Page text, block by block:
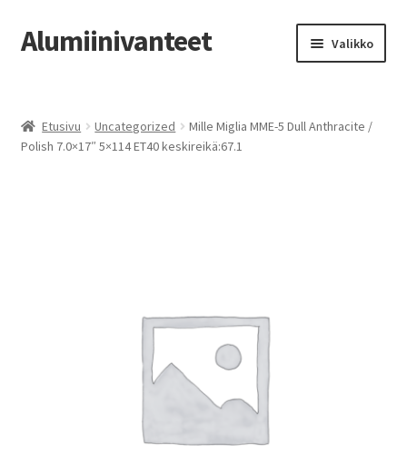
Siirry
navigointiin
Siirry
sisältöön
Alumiinivanteet Valikko
Kauppa
Etusivu Uncategorized
Mille Miglia MME-5 Dull Anthracite /
Polish 7.0×17″ 5×114 ET40 keskireikä:67.1